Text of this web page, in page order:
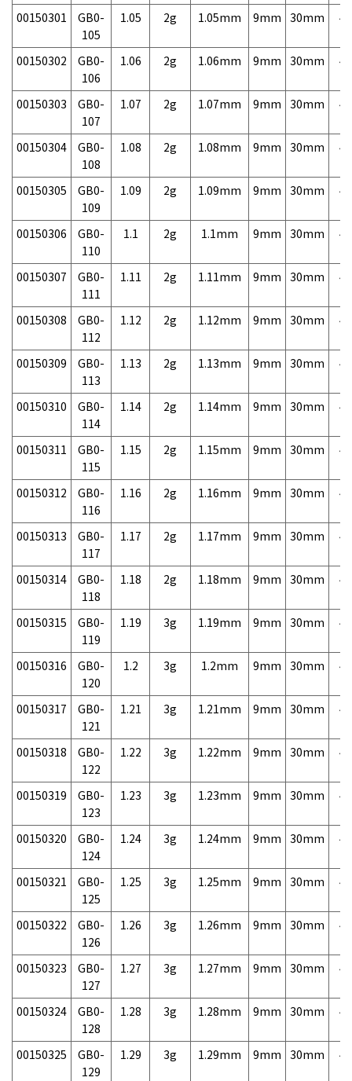
00150301
GB0-
105
1.05 2g 1.05mm 9mm 30mm
00150302
GB0-
106
1.06 2g 1.06mm 9mm 30mm
00150303
GB0-
107
1.07 2g 1.07mm 9mm 30mm
00150304
GB0-
108
1.08 2g 1.08mm 9mm 30mm
00150305
GB0-
109
1.09 2g 1.09mm 9mm 30mm
00150306
GB0-
110
1.1 2g 1.1mm 9mm 30mm
00150307
GB0-
111
1.11 2g 1.11mm 9mm 30mm
00150308
GB0-
112
1.12 2g 1.12mm 9mm 30mm
00150309
GB0-
113
1.13 2g 1.13mm 9mm 30mm
00150310
GB0-
114
1.14 2g 1.14mm 9mm 30mm
00150311
GB0-
115
1.15 2g 1.15mm 9mm 30mm
00150312
GB0-
116
1.16 2g 1.16mm 9mm 30mm
00150313
GB0-
117
1.17 2g 1.17mm 9mm 30mm
00150314
GB0-
118
1.18 2g 1.18mm 9mm 30mm
00150315
GB0-
119
1.19 3g 1.19mm 9mm 30mm
00150316
GB0-
120
1.2 3g 1.2mm 9mm 30mm
00150317
GB0-
121
1.21 3g 1.21mm 9mm 30mm
00150318
GB0-
122
1.22 3g 1.22mm 9mm 30mm
00150319
GB0-
123
1.23 3g 1.23mm 9mm 30mm
00150320
GB0-
124
1.24 3g 1.24mm 9mm 30mm
00150321
GB0-
125
1.25 3g 1.25mm 9mm 30mm
00150322
GB0-
126
1.26 3g 1.26mm 9mm 30mm
00150323
GB0-
127
1.27 3g 1.27mm 9mm 30mm
00150324
GB0-
128
1.28 3g 1.28mm 9mm 30mm
00150325
GB0-
129
1.29 3g 1.29mm 9mm 30mm